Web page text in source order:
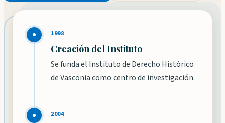
1998
Creación del Instituto
Se funda el Instituto de Derecho Histórico
de Vasconia como centro de investigación.
2004